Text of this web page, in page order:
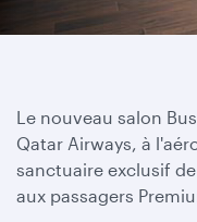
Le nouveau salon
Qatar Airways, à
sanctuaire exclusif
aux passagers